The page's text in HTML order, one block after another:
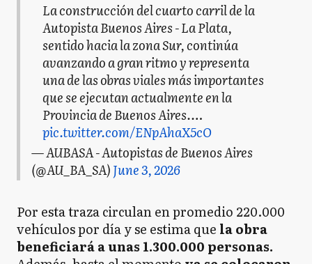
La construcción del cuarto carril de la
Autopista Buenos Aires - La Plata,
sentido hacia la zona Sur, continúa
avanzando a gran ritmo y representa
una de las obras viales más importantes
que se ejecutan actualmente en la
Provincia de Buenos Aires.…
pic.twitter.com/ENpAhaX5cO
— AUBASA - Autopistas de Buenos Aires
(@AU_BA_SA)June 3, 2026
Por esta traza circulan en promedio 220.000
vehículos por día y se estima que la obra
beneficiará a unas 1.300.000 personas.